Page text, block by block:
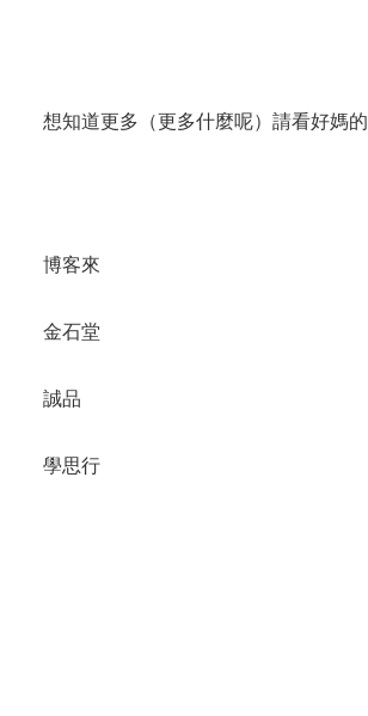
想知道更多（更多什麼呢）請看好媽的
博客來
金石堂
誠品
學思行